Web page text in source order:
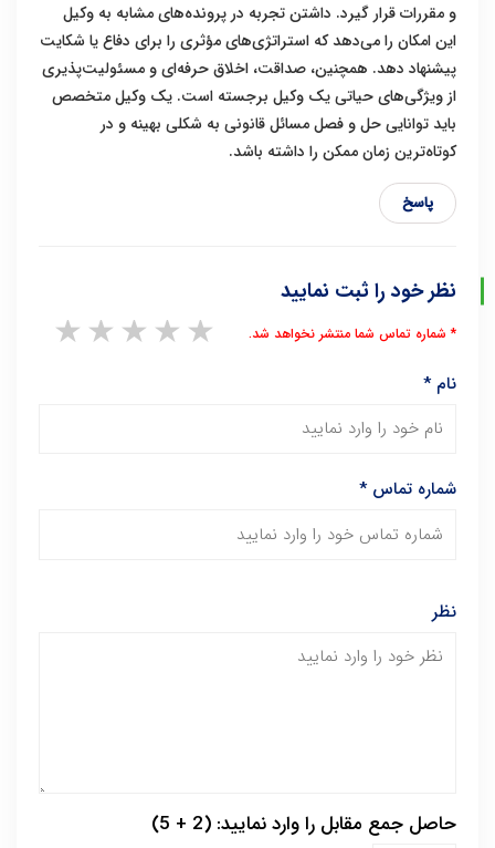
و مقررات قرار گیرد. داشتن تجربه در پرونده‌های مشابه به وکیل
این امکان را می‌دهد که استراتژی‌های مؤثری را برای دفاع یا شکایت
پیشنهاد دهد. همچنین، صداقت، اخلاق حرفه‌ای و مسئولیت‌پذیری
از ویژگی‌های حیاتی یک وکیل برجسته است. یک وکیل متخصص
باید توانایی حل و فصل مسائل قانونی به شکلی بهینه و در
کوتاه‌ترین زمان ممکن را داشته باشد.
پاسخ
نظر خود را ثبت نمایید
5 stars
4 stars
3 stars
2 stars * شماره تماس شما منتشر نخواهد شد.
نام*
شماره تماس*
نظر
حاصل جمع مقابل را وارد نمایید: (2 + 5)